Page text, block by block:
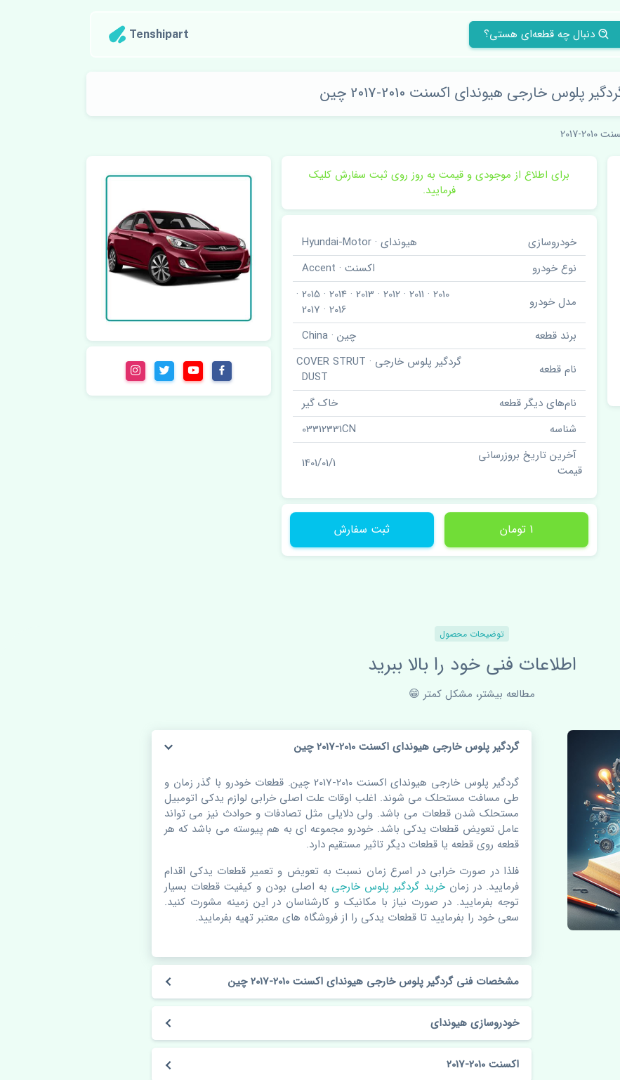
دنبال چه قطعه‌ای هستی؟ Tenshipart
پلوس خارجی هیوندای اکسنت 2010-2017 چین
2010-2017
برای اطلاع از موجودی و قیمت به روز روی ثبت سفارش کلیک
فرمایید.
خودروسازی
هیوندای · Hyundai-Motor
نوع خودرو
اکسنت · Accent
مدل خودرو
2010 · 2011 · 2012 · 2013 · 2014 · 2015 ·
2016 · 2017
برند قطعه
چین · China
نام قطعه
گردگیر پلوس خارجی · COVER STRUT
DUST
نام‌های دیگر قطعه
خاک گیر
شناسه
03312331CN
آخرین تاریخ بروزرسانی
قیمت
1401/01/1
1 تومان ثبت سفارش
توضیحات محصول
اطلاعات فنی خود را بالا ببرید
مطالعه بیشتر، مشکل کمتر 😁
گردگیر پلوس خارجی هیوندای اکسنت 2010-2017 چین
گردگیر پلوس خارجی هیوندای اکسنت 2010-2017 چین. قطعات خودرو با گذر زمان و
طی مسافت مستحلک می شوند. اغلب اوقات علت اصلی خرابی لوازم یدکی اتومبیل
مستحلک شدن قطعات می باشد. ولی دلایلی مثل تصادفات و حوادث نیز می تواند
عامل تعویض قطعات یدکی باشد. خودرو مجموعه ای به هم پیوسته می باشد که هر
قطعه روی قطعه یا قطعات دیگر تاثیر مستقیم دارد.
فلذا در صورت خرابی در اسرع زمان نسبت به تعویض و تعمیر قطعات یدکی اقدام
فرمایید. در زمانخرید گردگیر پلوس خارجی به اصلی بودن و کیفیت قطعات بسیار
توجه بفرمایید. در صورت نیاز با مکانیک و کارشناسان در این زمینه مشورت کنید.
سعی خود را بفرمایید تا قطعات یدکی را از فروشگاه های معتبر تهیه بفرمایید.
مشخصات فنی گردگیر پلوس خارجی هیوندای اکسنت 2010-2017 چین
خودروسازی هیوندای
اکسنت 2010-2017